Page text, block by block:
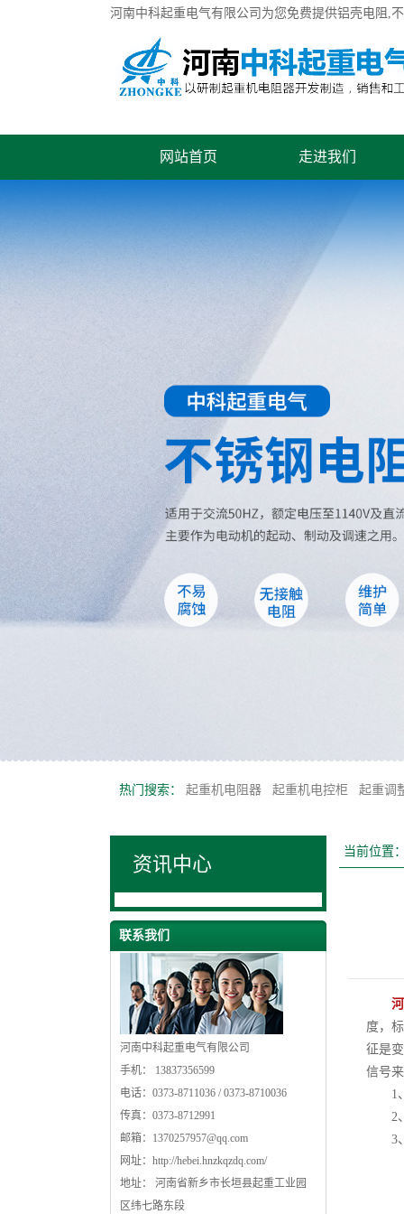
河南中科起重电气有限公司为您免费提供铝壳电阻 ,
网站首页 走进我们
热门搜索： 起重机电阻器 起重机电控柜 起重调
资讯中心
联系我们
河南中科起重电气有限公司
手机： 13837356599
电话：0373-8711036 / 0373-8710036
传真：0373-8712991
邮箱： 1370257957@qq.com
网址： http://hebei.hnzkqzdq.com/
地址： 河南省新乡市长垣县起重工业园
区纬七路东段
当前位置：
度，
征是
信号
1
2
3